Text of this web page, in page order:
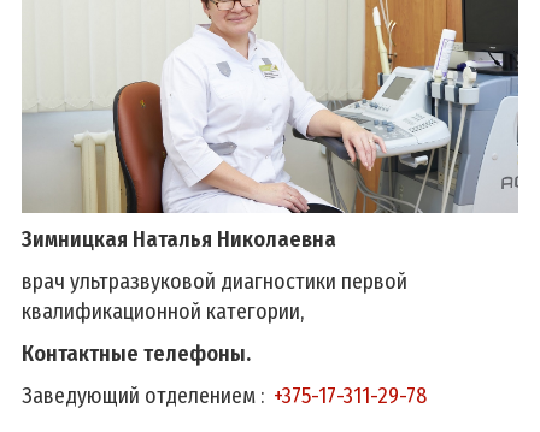
Зимницкая Наталья Николаевна
врач ультразвуковой диагностики первой
квалификационной категории,
Контактные телефоны.
Заведующий отделением : +375-17-311-29-78